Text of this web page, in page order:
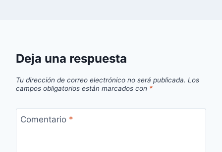
Deja una respuesta
Tu dirección de correo electrónico no será publicada. Los
campos obligatorios están marcados con *
Comentario *